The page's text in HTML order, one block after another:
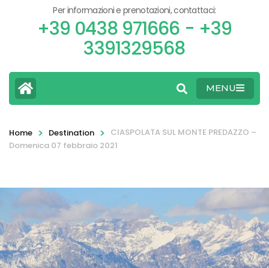
Per informazioni e prenotazioni, contattaci:
+39 0438 971666 - +39
3391329568
MENU
Home > Destination > CIASPOLATA SUL MONTE PREDAZZO –
Domenica 07 febbraio 2021